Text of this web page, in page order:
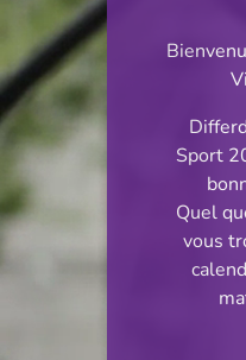
19:30
Stade du
Division
Sport
Quel
vous